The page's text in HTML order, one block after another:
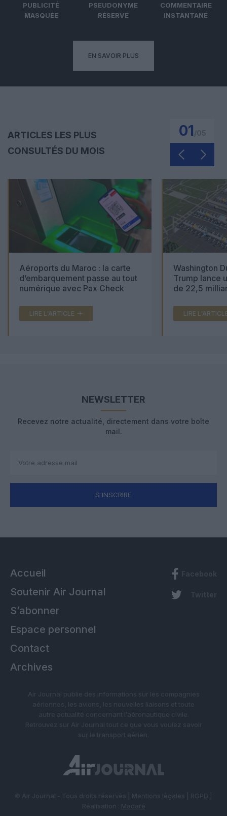
PUBLICITÉ
MASQUÉE
PSEUDONYME
RÉSERVÉ
COMMENTAIRE
INSTANTANÉ
EN SAVOIR PLUS
ARTICLES LES PLUS
CONSULTÉS DU MOIS
01
Aéroports du Maroc : la carte
d’embarquement passe au tout
numérique avec Pax Check
LIRE L'ARTICLE
Washington
Trump lance
de 22,5
LIRE
NEWSLETTER
Recevez notre actualité, directement dans votre boîte
mail.
S'INSCRIRE
Accueil
Soutenir Air Journal
S’abonner
Espace personnel
Contact
Archives